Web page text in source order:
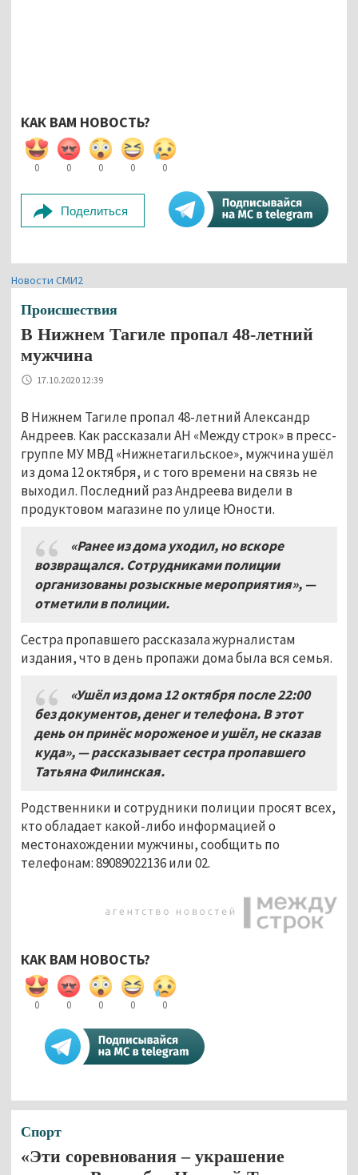
КАК ВАМ НОВОСТЬ?
0 0 0 0 0
Поделиться
Новости СМИ2
Происшествия
​​​​​​​В Нижнем Тагиле пропал 48-летний
мужчина
17.10.2020 12:39
В Нижнем Тагиле пропал 48-летний Александр
Андреев. Как рассказали АН «Между строк» в пресс-
группе МУ МВД «Нижнетагильское», мужчина ушёл
из дома 12 октября, и с того времени на связь не
выходил. Последний раз Андреева видели в
продуктовом магазине по улице Юности.
«Ранее из дома уходил, но вскоре
возвращался. Сотрудниками полиции
организованы розыскные мероприятия», —
отметили в полиции.
Сестра пропавшего рассказала журналистам
издания, что в день пропажи дома была вся семья.
«Ушёл из дома 12 октября после 22:00
без документов, денег и телефона. В этот
день он принёс мороженое и ушёл, не сказав
куда», — рассказывает сестра пропавшего
Татьяна Филинская.
Родственники и сотрудники полиции просят всех,
кто обладает какой-либо информацией о
местонахождении мужчины, сообщить по
телефонам: 89089022136 или 02.
КАК ВАМ НОВОСТЬ?
0 0 0 0 0
Спорт
«Эти соревнования – украшение